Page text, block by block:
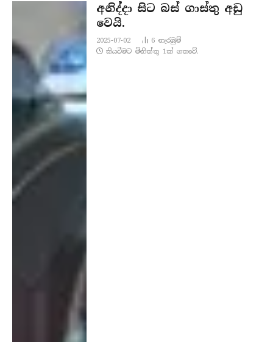
අනිද්දා සිට බස් ගාස්තු අඩු
වෙයි.
2025-07-02 6නැරඹු​ම්
කියවීමට මිනිත්තු 1ක් ගතවේ.